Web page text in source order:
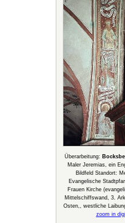
Überarbeitung:
Maler Jeremias, ein
Bildfeld Standort:
Evangelische
Frauen Kirche
Mittelschiffswand, 3.
Osten,, westliche
zoom in